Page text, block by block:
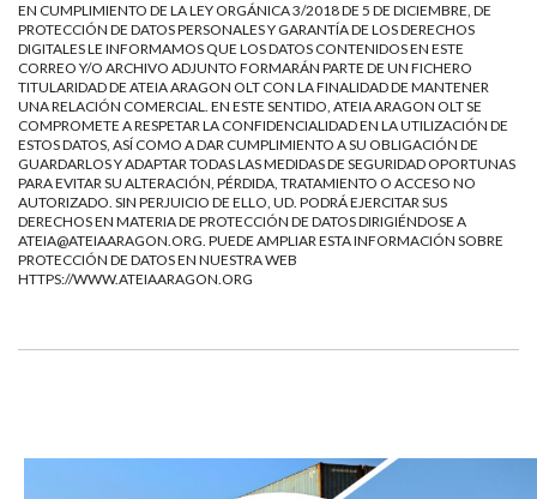
EN CUMPLIMIENTO DE LA LEY ORGÁNICA 3/2018 DE 5 DE DICIEMBRE, DE
PROTECCIÓN DE DATOS PERSONALES Y GARANTÍA DE LOS DERECHOS
DIGITALES LE INFORMAMOS QUE LOS DATOS CONTENIDOS EN ESTE
CORREO Y/O ARCHIVO ADJUNTO FORMARÁN PARTE DE UN FICHERO
TITULARIDAD DE ATEIA ARAGON OLT CON LA FINALIDAD DE MANTENER
UNA RELACIÓN COMERCIAL. EN ESTE SENTIDO, ATEIA ARAGON OLT SE
COMPROMETE A RESPETAR LA CONFIDENCIALIDAD EN LA UTILIZACIÓN DE
ESTOS DATOS, ASÍ COMO A DAR CUMPLIMIENTO A SU OBLIGACIÓN DE
GUARDARLOS Y ADAPTAR TODAS LAS MEDIDAS DE SEGURIDAD OPORTUNAS
PARA EVITAR SU ALTERACIÓN, PÉRDIDA, TRATAMIENTO O ACCESO NO
AUTORIZADO. SIN PERJUICIO DE ELLO, UD. PODRÁ EJERCITAR SUS
DERECHOS EN MATERIA DE PROTECCIÓN DE DATOS DIRIGIÉNDOSE A
ATEIA@ATEIAARAGON.ORG. PUEDE AMPLIAR ESTA INFORMACIÓN SOBRE
PROTECCIÓN DE DATOS EN NUESTRA WEB
HTTPS://WWW.ATEIAARAGON.ORG